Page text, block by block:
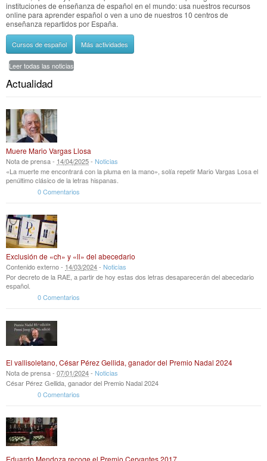
instituciones de enseñanza de español en el mundo: usa nuestros recursos
online para aprender español o ven a uno de nuestros 10 centros de
enseñanza repartidos por España.
Cursos de español Más actividades
Leer todas las noticias
Actualidad
Muere Mario Vargas Llosa
Nota de prensa - 14/04/2025- Noticias
«La muerte me encontrará con la pluma en la mano», solía repetir Mario Vargas Losa el
penúltimo clásico de la letras hispanas.
0 Comentarios
Exclusión de «ch» y «ll» del abecedario
Contenido externo - 14/03/2024- Noticias
Por decreto de la RAE, a partir de hoy estas dos letras desaparecerán del abecedario
español.
0 Comentarios
El vallisoletano, César Pérez Gellida, ganador del Premio Nadal 2024
Nota de prensa - 07/01/2024- Noticias
César Pérez Gellida, ganador del Premio Nadal 2024
0 Comentarios
Eduardo Mendoza recoge el Premio Cervantes 2017